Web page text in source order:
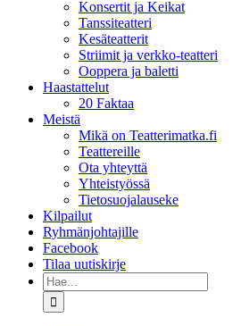
Konsertit ja Keikat
Tanssiteatteri
Kesäteatterit
Striimit ja verkko-teatteri
Ooppera ja baletti
Haastattelut
20 Faktaa
Meistä
Mikä on Teatterimatka.fi
Teattereille
Ota yhteyttä
Yhteistyössä
Tietosuojalauseke
Kilpailut
Ryhmänjohtajille
Facebook
Tilaa uutiskirje
Etsi
...